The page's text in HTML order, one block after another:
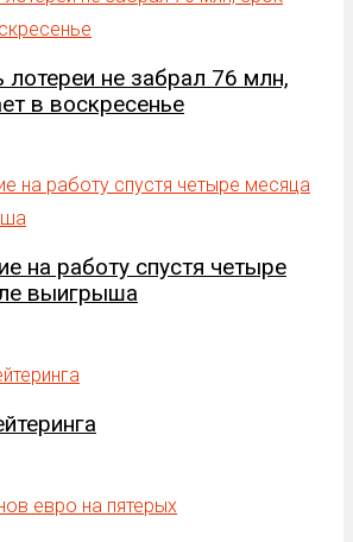
лотереи не забрал 76 млн,
в воскресенье
на работу спустя четыре
выигрыша